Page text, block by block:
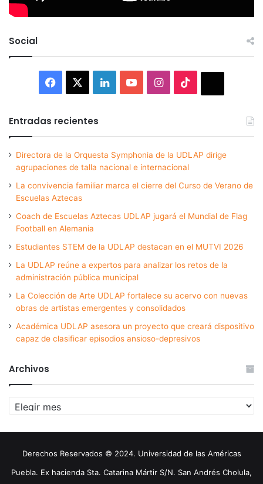
Social
Facebook LinkedInYouTubeInstagram
Entradas recientes
Directora de la Orquesta Symphonia de la UDLAP dirige
agrupaciones de talla nacional e internacional
La convivencia familiar marca el cierre del Curso de Verano de
Escuelas Aztecas
Coach de Escuelas Aztecas UDLAP jugará el Mundial de Flag
Football en Alemania
Estudiantes STEM de la UDLAP destacan en el MUTVI 2026
La UDLAP reúne a expertos para analizar los retos de la
administración pública municipal
La Colección de Arte UDLAP fortalece su acervo con nuevas
obras de artistas emergentes y consolidados
Académica UDLAP asesora un proyecto que creará dispositivo
capaz de clasificar episodios ansioso-depresivos
Archivos
Archivos
Derechos Reservados © 2024. Universidad de las Américas
Puebla. Ex hacienda Sta. Catarina Mártir S/N. San Andrés Cholula,